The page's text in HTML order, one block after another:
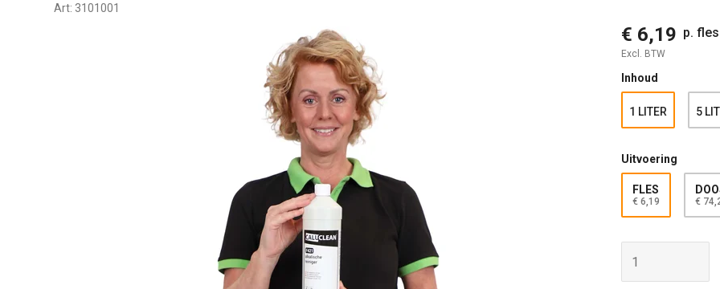
Art: 3101001
€ 6,19 p. fles
Excl. BTW
Inhoud
1 LITER 5
Uitvoering
FLES
€ 6,19 €